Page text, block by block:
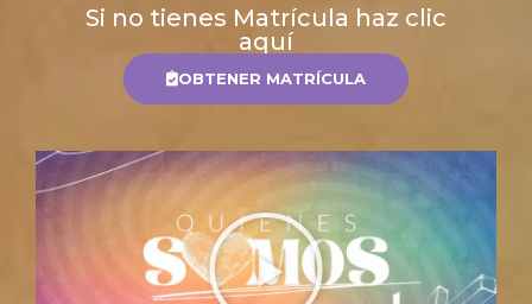
Si no tienes Matrícula haz clic
aquí
OBTENER MATRÍCULA